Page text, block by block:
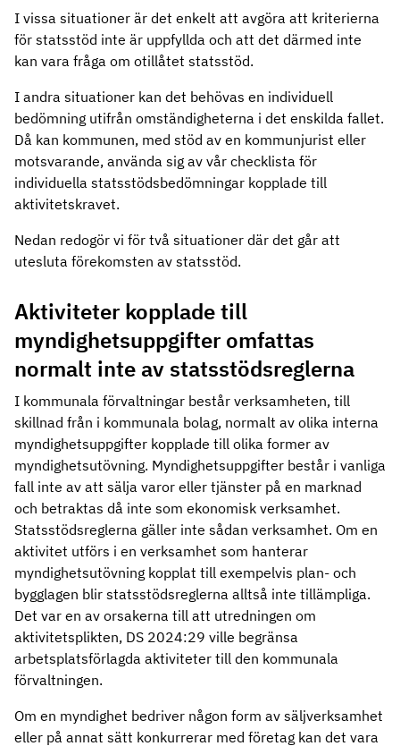
I vissa situationer är det enkelt att avgöra att kriterierna
för statsstöd inte är uppfyllda och att det därmed inte
kan vara fråga om otillåtet statsstöd.
I andra situationer kan det behövas en individuell
bedömning utifrån omständigheterna i det enskilda fallet.
Då kan kommunen, med stöd av en kommunjurist eller
motsvarande, använda sig av vår checklista för
individuella statsstödsbedömningar kopplade till
aktivitetskravet.
Nedan redogör vi för två situationer där det går att
utesluta förekomsten av statsstöd.
Aktiviteter kopplade till
myndighetsuppgifter omfattas
normalt inte av statsstödsreglerna
I kommunala förvaltningar består verksamheten, till
skillnad från i kommunala bolag, normalt av olika interna
myndighetsuppgifter kopplade till olika former av
myndighetsutövning. Myndighetsuppgifter består i vanliga
fall inte av att sälja varor eller tjänster på en marknad
och betraktas då inte som ekonomisk verksamhet.
Statsstödsreglerna gäller inte sådan verksamhet. Om en
aktivitet utförs i en verksamhet som hanterar
myndighetsutövning kopplat till exempelvis plan- och
bygglagen blir statsstödsreglerna alltså inte tillämpliga.
Det var en av orsakerna till att utredningen om
aktivitetsplikten, DS 2024:29 ville begränsa
arbetsplatsförlagda aktiviteter till den kommunala
förvaltningen.
Om en myndighet bedriver någon form av säljverksamhet
eller på annat sätt konkurrerar med företag kan det vara